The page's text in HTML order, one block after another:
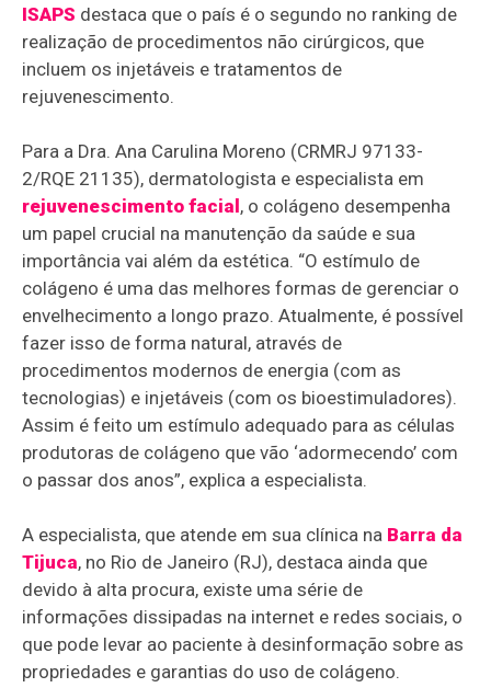
ISAPS destaca que o país é o segundo no ranking de
realização de procedimentos não cirúrgicos, que
incluem os injetáveis e tratamentos de
rejuvenescimento.
Para a Dra. Ana Carulina Moreno (CRMRJ 97133-
2/RQE 21135), dermatologista e especialista em
rejuvenescimento facial , o colágeno desempenha
um papel crucial na manutenção da saúde e sua
importância vai além da estética. “O estímulo de
colágeno é uma das melhores formas de gerenciar o
envelhecimento a longo prazo. Atualmente, é possível
fazer isso de forma natural, através de
procedimentos modernos de energia (com as
tecnologias) e injetáveis (com os bioestimuladores).
Assim é feito um estímulo adequado para as células
produtoras de colágeno que vão ‘adormecendo’ com
o passar dos anos”, explica a especialista.
A especialista, que atende em sua clínica na Barra da
Tijuca, no Rio de Janeiro (RJ), destaca ainda que
devido à alta procura, existe uma série de
informações dissipadas na internet e redes sociais, o
que pode levar ao paciente à desinformação sobre as
propriedades e garantias do uso de colágeno.